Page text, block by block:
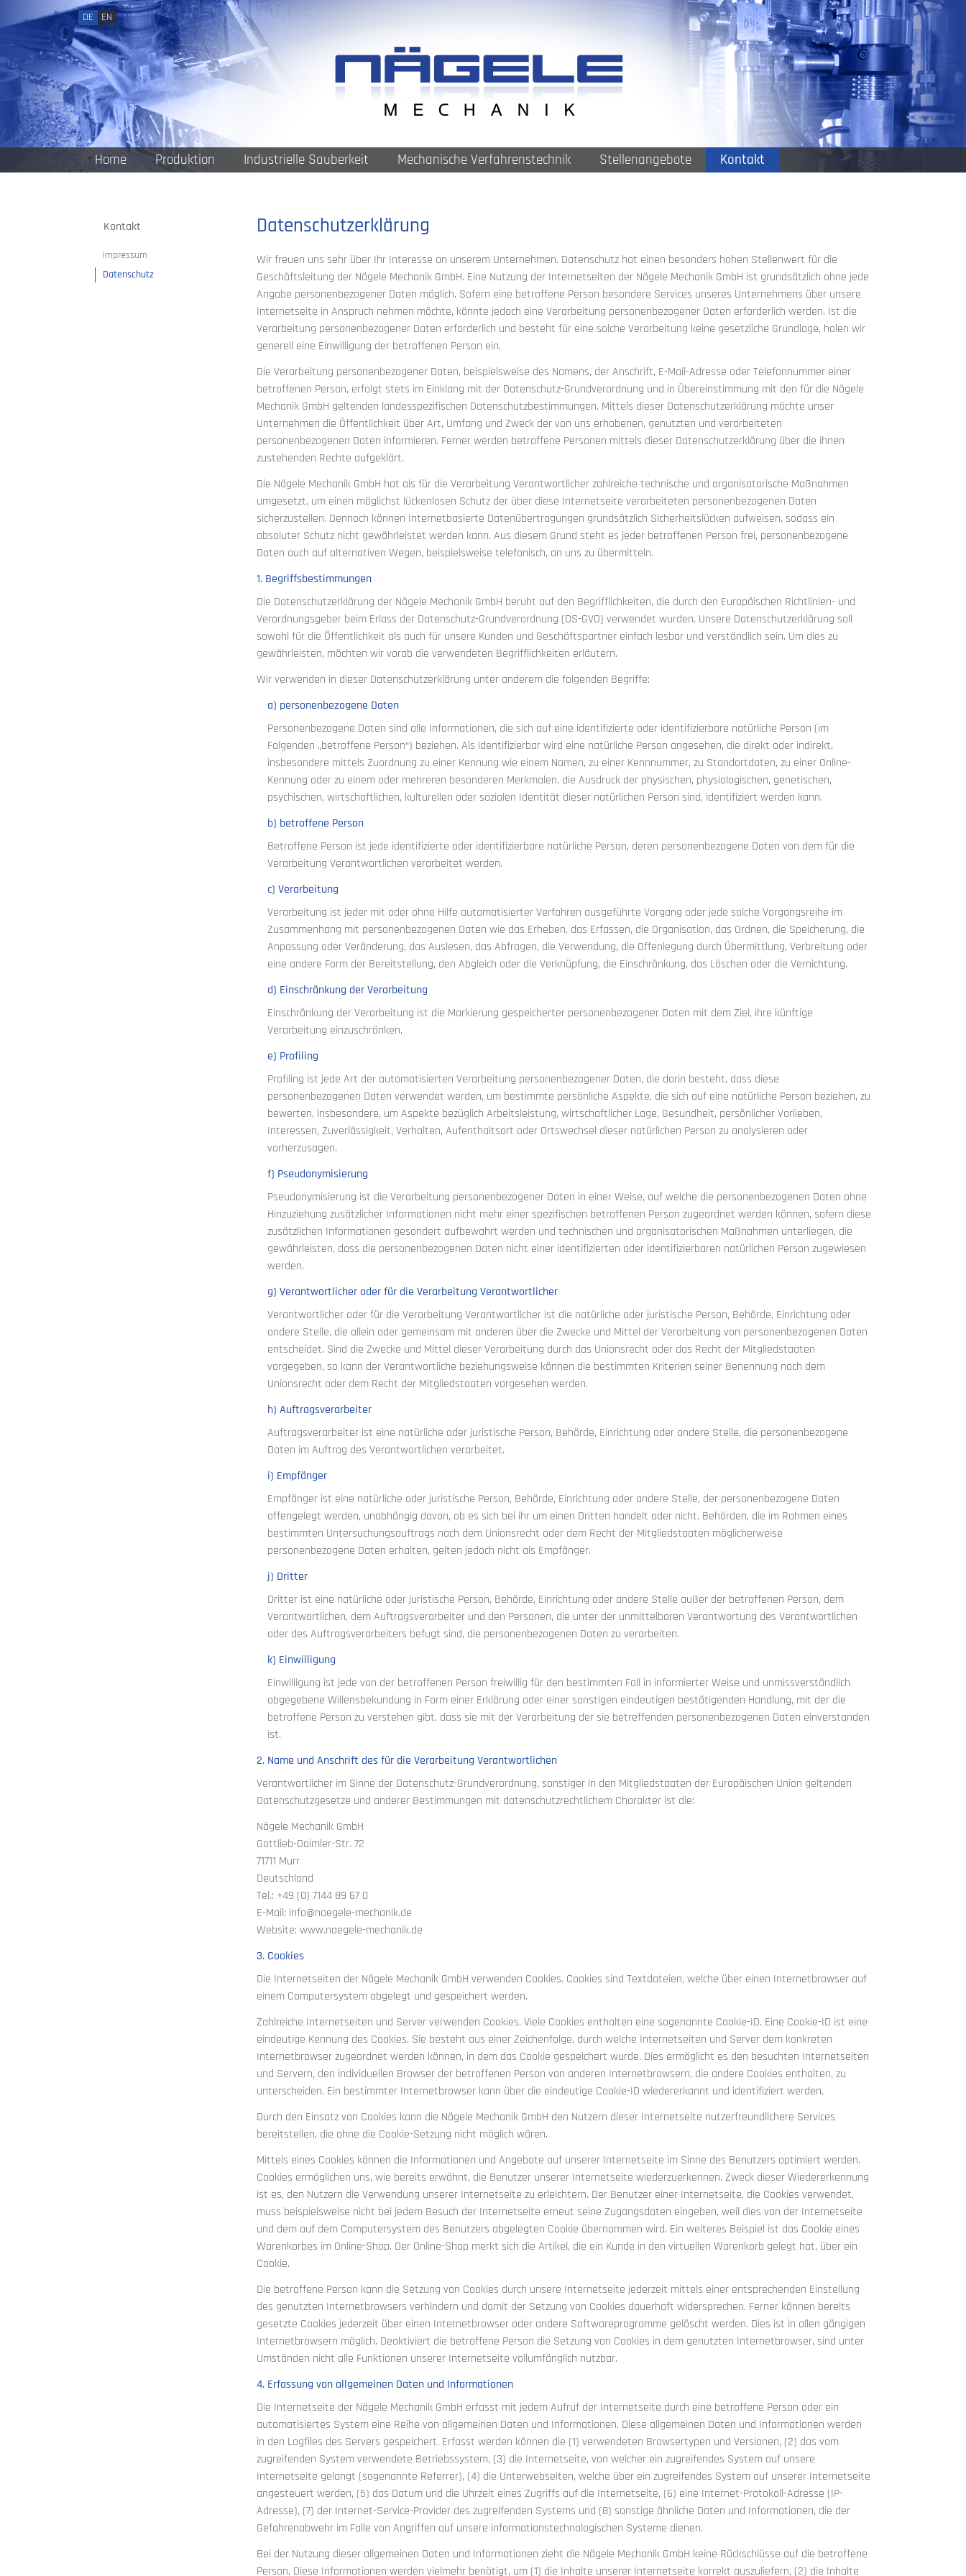
DE EN
Navigation
Home Produktion Industrielle Sauberkeit Mechanische Verfahrenstechnik Stellenangebote Kontakt
Navigation
Kontakt
Impressum
Datenschutz
Datenschutzerklärung
Wir freuen uns sehr über Ihr Interesse an unserem Unternehmen. Datenschutz hat einen besonders hohen Stellenwert für die
Geschäftsleitung der Nägele Mechanik GmbH. Eine Nutzung der Internetseiten der Nägele Mechanik GmbH ist grundsätzlich ohne jede
Angabe personenbezogener Daten möglich. Sofern eine betroffene Person besondere Services unseres Unternehmens über unsere
Internetseite in Anspruch nehmen möchte, könnte jedoch eine Verarbeitung personenbezogener Daten erforderlich werden. Ist die
Verarbeitung personenbezogener Daten erforderlich und besteht für eine solche Verarbeitung keine gesetzliche Grundlage, holen wir
generell eine Einwilligung der betroffenen Person ein.
Die Verarbeitung personenbezogener Daten, beispielsweise des Namens, der Anschrift, E-Mail-Adresse oder Telefonnummer einer
betroffenen Person, erfolgt stets im Einklang mit der Datenschutz-Grundverordnung und in Übereinstimmung mit den für die Nägele
Mechanik GmbH geltenden landesspezifischen Datenschutzbestimmungen. Mittels dieser Datenschutzerklärung möchte unser
Unternehmen die Öffentlichkeit über Art, Umfang und Zweck der von uns erhobenen, genutzten und verarbeiteten
personenbezogenen Daten informieren. Ferner werden betroffene Personen mittels dieser Datenschutzerklärung über die ihnen
zustehenden Rechte aufgeklärt.
Die Nägele Mechanik GmbH hat als für die Verarbeitung Verantwortlicher zahlreiche technische und organisatorische Maßnahmen
umgesetzt, um einen möglichst lückenlosen Schutz der über diese Internetseite verarbeiteten personenbezogenen Daten
sicherzustellen. Dennoch können Internetbasierte Datenübertragungen grundsätzlich Sicherheitslücken aufweisen, sodass ein
absoluter Schutz nicht gewährleistet werden kann. Aus diesem Grund steht es jeder betroffenen Person frei, personenbezogene
Daten auch auf alternativen Wegen, beispielsweise telefonisch, an uns zu übermitteln.
1. Begriffsbestimmungen
Die Datenschutzerklärung der Nägele Mechanik GmbH beruht auf den Begrifflichkeiten, die durch den Europäischen Richtlinien- und
Verordnungsgeber beim Erlass der Datenschutz-Grundverordnung (DS-GVO) verwendet wurden. Unsere Datenschutzerklärung soll
sowohl für die Öffentlichkeit als auch für unsere Kunden und Geschäftspartner einfach lesbar und verständlich sein. Um dies zu
gewährleisten, möchten wir vorab die verwendeten Begrifflichkeiten erläutern.
Wir verwenden in dieser Datenschutzerklärung unter anderem die folgenden Begriffe:
a) personenbezogene Daten
Personenbezogene Daten sind alle Informationen, die sich auf eine identifizierte oder identifizierbare natürliche Person (im
Folgenden „betroffene Person“) beziehen. Als identifizierbar wird eine natürliche Person angesehen, die direkt oder indirekt,
insbesondere mittels Zuordnung zu einer Kennung wie einem Namen, zu einer Kennnummer, zu Standortdaten, zu einer Online-
Kennung oder zu einem oder mehreren besonderen Merkmalen, die Ausdruck der physischen, physiologischen, genetischen,
psychischen, wirtschaftlichen, kulturellen oder sozialen Identität dieser natürlichen Person sind, identifiziert werden kann.
b) betroffene Person
Betroffene Person ist jede identifizierte oder identifizierbare natürliche Person, deren personenbezogene Daten von dem für die
Verarbeitung Verantwortlichen verarbeitet werden.
c) Verarbeitung
Verarbeitung ist jeder mit oder ohne Hilfe automatisierter Verfahren ausgeführte Vorgang oder jede solche Vorgangsreihe im
Zusammenhang mit personenbezogenen Daten wie das Erheben, das Erfassen, die Organisation, das Ordnen, die Speicherung, die
Anpassung oder Veränderung, das Auslesen, das Abfragen, die Verwendung, die Offenlegung durch Übermittlung, Verbreitung oder
eine andere Form der Bereitstellung, den Abgleich oder die Verknüpfung, die Einschränkung, das Löschen oder die Vernichtung.
d) Einschränkung der Verarbeitung
Einschränkung der Verarbeitung ist die Markierung gespeicherter personenbezogener Daten mit dem Ziel, ihre künftige
Verarbeitung einzuschränken.
e) Profiling
Profiling ist jede Art der automatisierten Verarbeitung personenbezogener Daten, die darin besteht, dass diese
personenbezogenen Daten verwendet werden, um bestimmte persönliche Aspekte, die sich auf eine natürliche Person beziehen, zu
bewerten, insbesondere, um Aspekte bezüglich Arbeitsleistung, wirtschaftlicher Lage, Gesundheit, persönlicher Vorlieben,
Interessen, Zuverlässigkeit, Verhalten, Aufenthaltsort oder Ortswechsel dieser natürlichen Person zu analysieren oder
vorherzusagen.
f) Pseudonymisierung
Pseudonymisierung ist die Verarbeitung personenbezogener Daten in einer Weise, auf welche die personenbezogenen Daten ohne
Hinzuziehung zusätzlicher Informationen nicht mehr einer spezifischen betroffenen Person zugeordnet werden können, sofern diese
zusätzlichen Informationen gesondert aufbewahrt werden und technischen und organisatorischen Maßnahmen unterliegen, die
gewährleisten, dass die personenbezogenen Daten nicht einer identifizierten oder identifizierbaren natürlichen Person zugewiesen
werden.
g) Verantwortlicher oder für die Verarbeitung Verantwortlicher
Verantwortlicher oder für die Verarbeitung Verantwortlicher ist die natürliche oder juristische Person, Behörde, Einrichtung oder
andere Stelle, die allein oder gemeinsam mit anderen über die Zwecke und Mittel der Verarbeitung von personenbezogenen Daten
entscheidet. Sind die Zwecke und Mittel dieser Verarbeitung durch das Unionsrecht oder das Recht der Mitgliedstaaten
vorgegeben, so kann der Verantwortliche beziehungsweise können die bestimmten Kriterien seiner Benennung nach dem
Unionsrecht oder dem Recht der Mitgliedstaaten vorgesehen werden.
h) Auftragsverarbeiter
Auftragsverarbeiter ist eine natürliche oder juristische Person, Behörde, Einrichtung oder andere Stelle, die personenbezogene
Daten im Auftrag des Verantwortlichen verarbeitet.
i) Empfänger
Empfänger ist eine natürliche oder juristische Person, Behörde, Einrichtung oder andere Stelle, der personenbezogene Daten
offengelegt werden, unabhängig davon, ob es sich bei ihr um einen Dritten handelt oder nicht. Behörden, die im Rahmen eines
bestimmten Untersuchungsauftrags nach dem Unionsrecht oder dem Recht der Mitgliedstaaten möglicherweise
personenbezogene Daten erhalten, gelten jedoch nicht als Empfänger.
j) Dritter
Dritter ist eine natürliche oder juristische Person, Behörde, Einrichtung oder andere Stelle außer der betroffenen Person, dem
Verantwortlichen, dem Auftragsverarbeiter und den Personen, die unter der unmittelbaren Verantwortung des Verantwortlichen
oder des Auftragsverarbeiters befugt sind, die personenbezogenen Daten zu verarbeiten.
k) Einwilligung
Einwilligung ist jede von der betroffenen Person freiwillig für den bestimmten Fall in informierter Weise und unmissverständlich
abgegebene Willensbekundung in Form einer Erklärung oder einer sonstigen eindeutigen bestätigenden Handlung, mit der die
betroffene Person zu verstehen gibt, dass sie mit der Verarbeitung der sie betreffenden personenbezogenen Daten einverstanden
ist.
2. Name und Anschrift des für die Verarbeitung Verantwortlichen
Verantwortlicher im Sinne der Datenschutz-Grundverordnung, sonstiger in den Mitgliedstaaten der Europäischen Union geltenden
Datenschutzgesetze und anderer Bestimmungen mit datenschutzrechtlichem Charakter ist die:
Nägele Mechanik GmbH
Gottlieb-Daimler-Str. 72
71711 Murr
Deutschland
Tel.: +49 (0) 7144 89 67 0
E-Mail: info@naegele-mechanik.de
Website: www.naegele-mechanik.de
3. Cookies
Die Internetseiten der Nägele Mechanik GmbH verwenden Cookies. Cookies sind Textdateien, welche über einen Internetbrowser auf
einem Computersystem abgelegt und gespeichert werden.
Zahlreiche Internetseiten und Server verwenden Cookies. Viele Cookies enthalten eine sogenannte Cookie-ID. Eine Cookie-ID ist eine
eindeutige Kennung des Cookies. Sie besteht aus einer Zeichenfolge, durch welche Internetseiten und Server dem konkreten
Internetbrowser zugeordnet werden können, in dem das Cookie gespeichert wurde. Dies ermöglicht es den besuchten Internetseiten
und Servern, den individuellen Browser der betroffenen Person von anderen Internetbrowsern, die andere Cookies enthalten, zu
unterscheiden. Ein bestimmter Internetbrowser kann über die eindeutige Cookie-ID wiedererkannt und identifiziert werden.
Durch den Einsatz von Cookies kann die Nägele Mechanik GmbH den Nutzern dieser Internetseite nutzerfreundlichere Services
bereitstellen, die ohne die Cookie-Setzung nicht möglich wären.
Mittels eines Cookies können die Informationen und Angebote auf unserer Internetseite im Sinne des Benutzers optimiert werden.
Cookies ermöglichen uns, wie bereits erwähnt, die Benutzer unserer Internetseite wiederzuerkennen. Zweck dieser Wiedererkennung
ist es, den Nutzern die Verwendung unserer Internetseite zu erleichtern. Der Benutzer einer Internetseite, die Cookies verwendet,
muss beispielsweise nicht bei jedem Besuch der Internetseite erneut seine Zugangsdaten eingeben, weil dies von der Internetseite
und dem auf dem Computersystem des Benutzers abgelegten Cookie übernommen wird. Ein weiteres Beispiel ist das Cookie eines
Warenkorbes im Online-Shop. Der Online-Shop merkt sich die Artikel, die ein Kunde in den virtuellen Warenkorb gelegt hat, über ein
Cookie.
Die betroffene Person kann die Setzung von Cookies durch unsere Internetseite jederzeit mittels einer entsprechenden Einstellung
des genutzten Internetbrowsers verhindern und damit der Setzung von Cookies dauerhaft widersprechen. Ferner können bereits
gesetzte Cookies jederzeit über einen Internetbrowser oder andere Softwareprogramme gelöscht werden. Dies ist in allen gängigen
Internetbrowsern möglich. Deaktiviert die betroffene Person die Setzung von Cookies in dem genutzten Internetbrowser, sind unter
Umständen nicht alle Funktionen unserer Internetseite vollumfänglich nutzbar.
4. Erfassung von allgemeinen Daten und Informationen
Die Internetseite der Nägele Mechanik GmbH erfasst mit jedem Aufruf der Internetseite durch eine betroffene Person oder ein
automatisiertes System eine Reihe von allgemeinen Daten und Informationen. Diese allgemeinen Daten und Informationen werden
in den Logfiles des Servers gespeichert. Erfasst werden können die (1) verwendeten Browsertypen und Versionen, (2) das vom
zugreifenden System verwendete Betriebssystem, (3) die Internetseite, von welcher ein zugreifendes System auf unsere
Internetseite gelangt (sogenannte Referrer), (4) die Unterwebseiten, welche über ein zugreifendes System auf unserer Internetseite
angesteuert werden, (5) das Datum und die Uhrzeit eines Zugriffs auf die Internetseite, (6) eine Internet-Protokoll-Adresse (IP-
Adresse), (7) der Internet-Service-Provider des zugreifenden Systems und (8) sonstige ähnliche Daten und Informationen, die der
Gefahrenabwehr im Falle von Angriffen auf unsere informationstechnologischen Systeme dienen.
Bei der Nutzung dieser allgemeinen Daten und Informationen zieht die Nägele Mechanik GmbH keine Rückschlüsse auf die betroffene
Person. Diese Informationen werden vielmehr benötigt, um (1) die Inhalte unserer Internetseite korrekt auszuliefern, (2) die Inhalte